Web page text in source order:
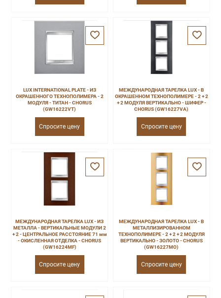
LUX INTERNATIONAL PLATE - ИЗ
ОКРАШЕННОГО ТЕХНОПОЛИМЕРА - 2
МОДУЛЯ - ТИТАН - CHORUS
(GW16222VT)
Спросите цену
МЕЖДУНАРОДНАЯ ТАРЕЛКА LUX - В
ОКРАШЕННОМ ТЕХНОПОЛИМЕРЕ - 2 + 2
+ 2 МОДУЛЯ ВЕРТИКАЛЬНО - ШИФЕР -
CHORUS (GW16227VA)
Спросите цену
МЕЖДУНАРОДНАЯ ТАРЕЛКА LUX - ИЗ
МЕТАЛЛА - ВЕРТИКАЛЬНЫЕ МОДУЛИ 2
+ 2 - ЦЕНТРАЛЬНОЕ РАССТОЯНИЕ 71 мм
- ОКИСЛЕННАЯ ОТДЕЛКА - CHORUS
(GW16224MF)
Спросите цену
МЕЖДУНАРОДНАЯ ТАРЕЛКА LUX - В
МЕТАЛЛИЗИРОВАННОМ
ТЕХНОПОЛИМЕРЕ - 2 + 2 + 2 МОДУЛЯ
ВЕРТИКАЛЬНО - ЗОЛОТО - CHORUS
(GW16227MO)
Спросите цену